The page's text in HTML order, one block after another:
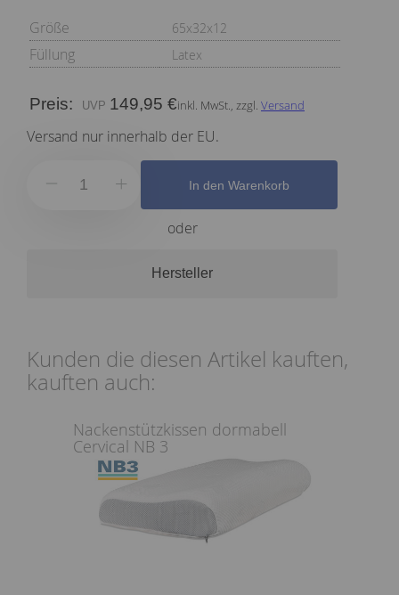
Größe 65x32x12
Füllung Latex
Preis: 149,95 €inkl. MwSt., zzgl. Versand
Versand nur innerhalb der EU.
In den Warenkorb
oder
Hersteller
Kunden die diesen Artikel kauften,
kauften auch:
Nackenstützkissen dormabell
Cervical NB 3